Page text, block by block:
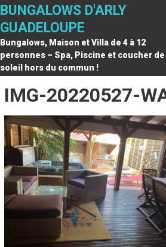
Skip
content
BUNGALOWS D'ARLY
GUADELOUPE
Bungalows, Maison et Villa de 4 à 12
personnes – Spa, Piscine et coucher de
soleil hors du commun !
IMG-20220527-